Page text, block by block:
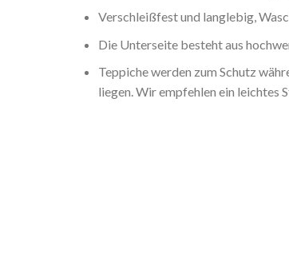
Verschleißfest und langlebig,
Die Unterseite besteht aus
Teppiche werden zum Schutz
liegen. Wir empfehlen ein leichtes